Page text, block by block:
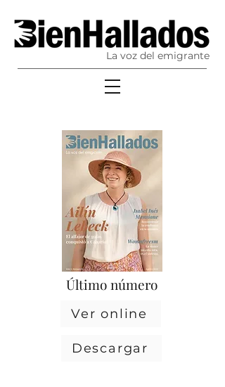
La voz del emigrante
Último número
Ver online
Descargar